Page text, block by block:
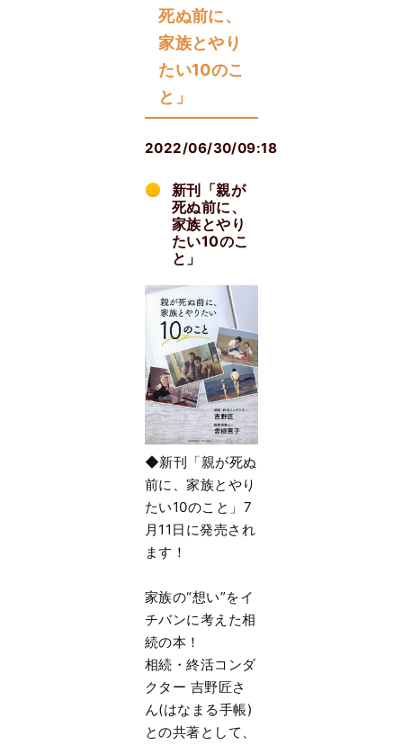
死ぬ前に、
家族とやり
たい10のこ
と」
2022/06/30/09:18
新刊「親が
死ぬ前に、
家族とやり
たい10のこ
と」
◆新刊「親が死ぬ
前に、家族とやり
たい10のこと」7
月11日に発売され
ます！
家族の“想い”をイ
チバンに考えた相
続の本！
相続・終活コンダ
クター 吉野匠さ
ん(はなまる手帳)
との共著として、